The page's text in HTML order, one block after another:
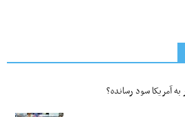
آمریکا سود رسانده؟